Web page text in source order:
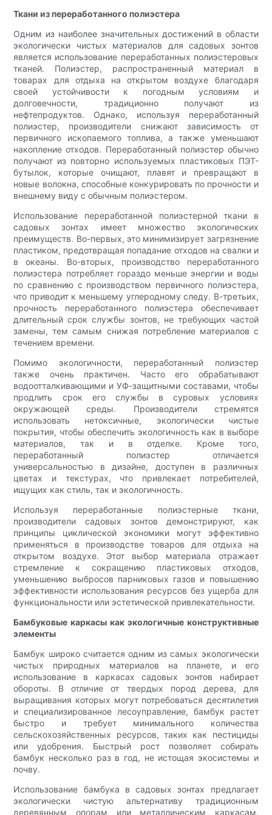
Ткани из переработанного полиэстера
Одним из наиболее значительных достижений в области
экологически чистых материалов для садовых зонтов
является использование переработанных полиэстеровых
тканей. Полиэстер, распространенный материал в
товарах для отдыха на открытом воздухе благодаря
своей устойчивости к погодным условиям и
долговечности, традиционно получают из
нефтепродуктов. Однако, используя переработанный
полиэстер, производители снижают зависимость от
первичного ископаемого топлива, а также уменьшают
накопление отходов. Переработанный полиэстер обычно
получают из повторно используемых пластиковых ПЭТ-
бутылок, которые очищают, плавят и превращают в
новые волокна, способные конкурировать по прочности и
внешнему виду с обычным полиэстером.
Использование переработанной полиэстерной ткани в
садовых зонтах имеет множество экологических
преимуществ. Во-первых, это минимизирует загрязнение
пластиком, предотвращая попадание отходов на свалки и
в океаны. Во-вторых, производство переработанного
полиэстера потребляет гораздо меньше энергии и воды
по сравнению с производством первичного полиэстера,
что приводит к меньшему углеродному следу. В-третьих,
прочность переработанного полиэстера обеспечивает
длительный срок службы зонтов, не требующих частой
замены, тем самым снижая потребление материалов с
течением времени.
Помимо экологичности, переработанный полиэстер
также очень практичен. Часто его обрабатывают
водоотталкивающими и УФ-защитными составами, чтобы
продлить срок его службы в суровых условиях
окружающей среды. Производители стремятся
использовать нетоксичные, экологически чистые
покрытия, чтобы обеспечить экологичность как в выборе
материалов, так и в отделке. Кроме того,
переработанный полиэстер отличается
универсальностью в дизайне, доступен в различных
цветах и ​​текстурах, что привлекает потребителей,
ищущих как стиль, так и экологичность.
Используя переработанные полиэстерные ткани,
производители садовых зонтов демонстрируют, как
принципы циклической экономики могут эффективно
применяться в производстве товаров для отдыха на
открытом воздухе. Этот выбор материала отражает
стремление к сокращению пластиковых отходов,
уменьшению выбросов парниковых газов и повышению
эффективности использования ресурсов без ущерба для
функциональности или эстетической привлекательности.
Бамбуковые каркасы как экологичные конструктивные
элементы
Бамбук широко считается одним из самых экологически
чистых природных материалов на планете, и его
использование в каркасах садовых зонтов набирает
обороты. В отличие от твердых пород дерева, для
выращивания которых могут потребоваться десятилетия
и специализированное лесоуправление, бамбук растет
быстро и требует минимального количества
сельскохозяйственных ресурсов, таких как пестициды
или удобрения. Быстрый рост позволяет собирать
бамбук несколько раз в год, не истощая экосистемы и
почву.
Использование бамбука в садовых зонтах предлагает
экологически чистую альтернативу традиционным
деревянным опорам или металлическим каркасам.